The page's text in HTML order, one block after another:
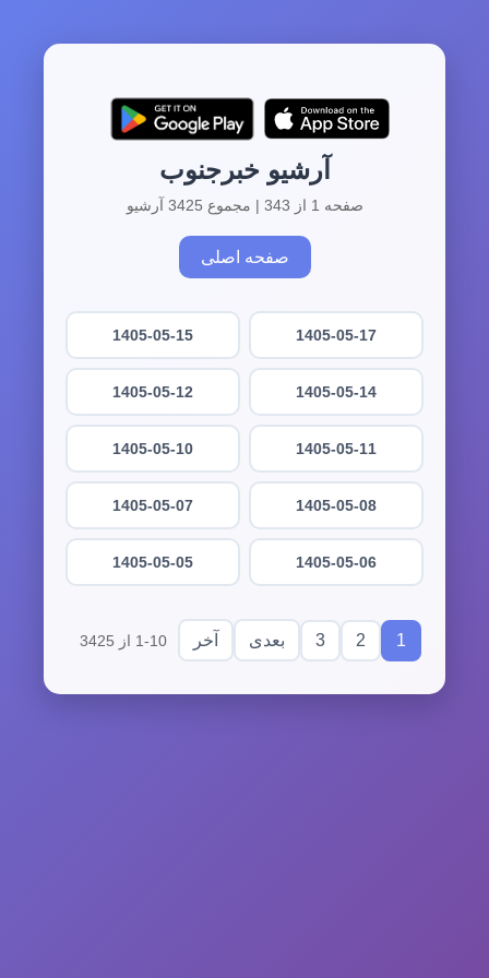
آرشیو خبرجنوب
صفحه 1 از 343 | مجموع 3425 آرشیو
صفحه اصلی
1405-05-17
1405-05-15
1405-05-14
1405-05-12
1405-05-11
1405-05-10
1405-05-08
1405-05-07
1405-05-06
1405-05-05
1
2
3 بعدی آخر 1-10 از 3425